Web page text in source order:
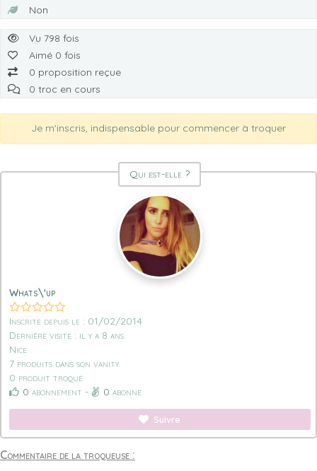
Non
Vu 798 fois
Aimé 0 fois
0 proposition reçue
0 troc en cours
Je m'inscris, indispensable pour commencer à troquer
Qui est-elle ?
Whats\'up
Inscrite depuis le : 01/02/2014
Dernière visite : il y a 8 ans
Nice
7 produits dans son vanity
0 produit troqué
0 abonnement - 0 abonné
Suivre
Commentaire de la troqueuse :